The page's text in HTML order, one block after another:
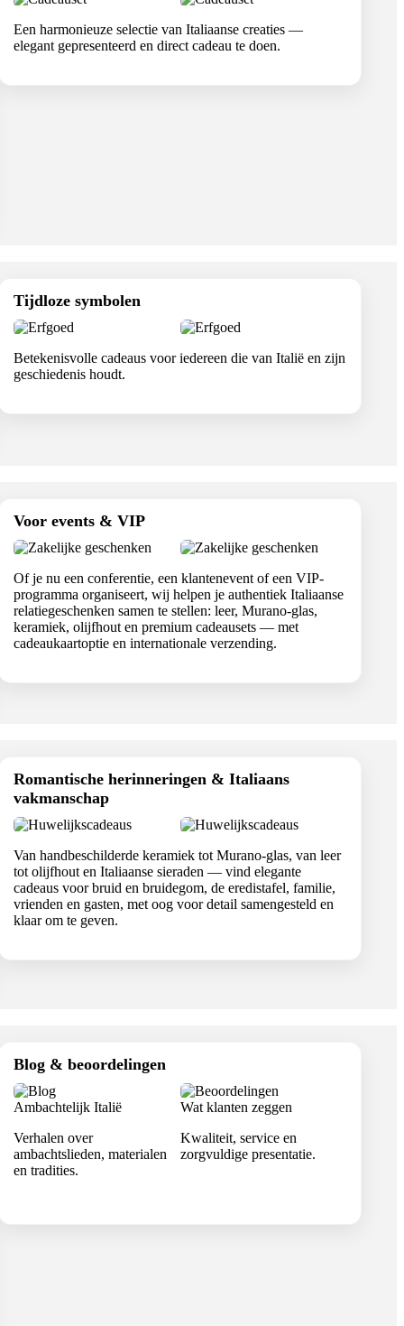
Een harmonieuze selectie van Italiaanse creaties —
elegant gepresenteerd en direct cadeau te doen.
Tijdloze symbolen
Betekenisvolle cadeaus voor iedereen die van Italië en zijn
geschiedenis houdt.
Voor events & VIP
Of je nu een conferentie, een klantenevent of een VIP-
programma organiseert, wij helpen je authentiek Italiaanse
relatiegeschenken samen te stellen: leer, Murano-glas,
keramiek, olijfhout en premium cadeausets — met
cadeaukaartoptie en internationale verzending.
Romantische herinneringen & Italiaans
vakmanschap
Van handbeschilderde keramiek tot Murano-glas, van leer
tot olijfhout en Italiaanse sieraden — vind elegante
cadeaus voor bruid en bruidegom, de eredistafel, familie,
vrienden en gasten, met oog voor detail samengesteld en
klaar om te geven.
Blog & beoordelingen
Ambachtelijk Italië
Verhalen over
ambachtslieden, materialen
en tradities.
Wat klanten zeggen
Kwaliteit, service en
zorgvuldige presentatie.